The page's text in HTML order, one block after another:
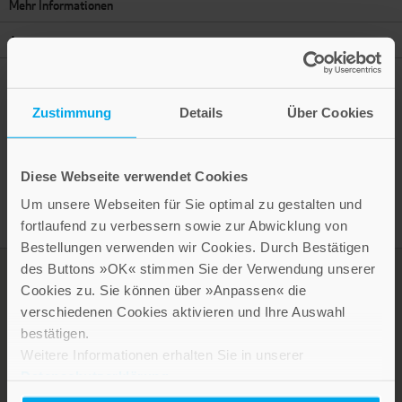
Zustimmung Details Über Cookies
Diese Webseite verwendet Cookies
Um unsere Webseiten für Sie optimal zu gestalten und
fortlaufend zu verbessern sowie zur Abwicklung von
Bestellungen verwenden wir Cookies. Durch Bestätigen
des Buttons »OK« stimmen Sie der Verwendung unserer
Cookies zu. Sie können über »Anpassen« die
verschiedenen Cookies aktivieren und Ihre Auswahl
bestätigen.
Weitere Informationen erhalten Sie in unserer
Mehr Informationen
Autor
Presseinformation drucken